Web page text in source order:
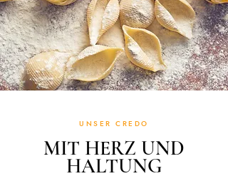
UNSER CREDO
MIT HERZ UND
HALTUNG